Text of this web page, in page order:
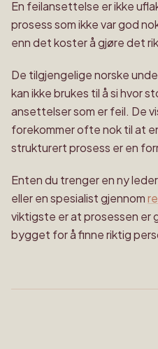
En feilansettelse er ikke
prosess som ikke var god
enn det koster å gjøre det
De tilgjengelige norske
kan ikke brukes til å si hvor
ansettelser som er feil. De
forekommer ofte nok til at
strukturert prosess er en
Enten du trenger en ny
eller en spesialist gjennom
viktigste er at prosessen er
bygget for å finne riktig